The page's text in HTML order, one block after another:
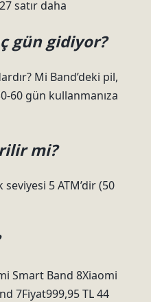
satır daha
gün gidiyor?
Mi Band’deki pil,
60 gün kullanmanıza
mi?
5 ATM’dir (50
Smart Band 8Xiaomi
7Fiyat999,95 TL 44